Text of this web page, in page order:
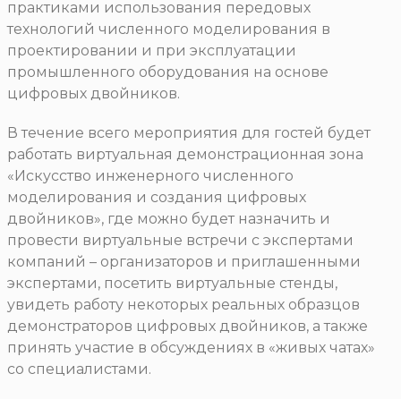
практиками использования передовых
технологий численного моделирования в
проектировании и при эксплуатации
промышленного оборудования на основе
цифровых двойников.
В течение всего мероприятия для гостей будет
работать виртуальная демонстрационная зона
«Искусство инженерного численного
моделирования и создания цифровых
двойников», где можно будет назначить и
провести виртуальные встречи с экспертами
компаний – организаторов и приглашенными
экспертами, посетить виртуальные стенды,
увидеть работу некоторых реальных образцов
демонстраторов цифровых двойников, а также
принять участие в обсуждениях в «живых чатах»
со специалистами.